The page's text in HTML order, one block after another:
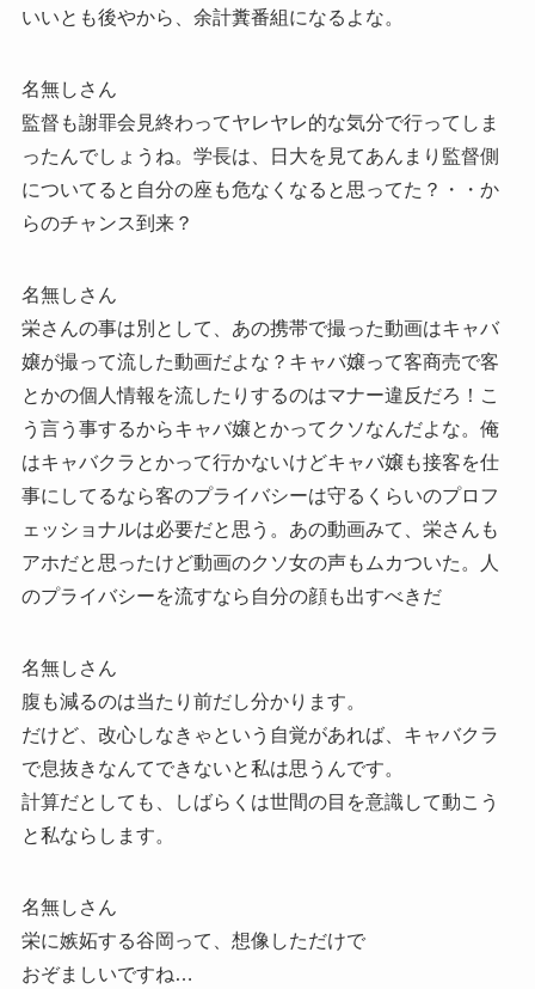
いいとも後やから、余計糞番組になるよな。
名無しさん
監督も謝罪会見終わってヤレヤレ的な気分で行ってしま
ったんでしょうね。学長は、日大を見てあんまり監督側
についてると自分の座も危なくなると思ってた？・・か
らのチャンス到来？
名無しさん
栄さんの事は別として、あの携帯で撮った動画はキャバ
嬢が撮って流した動画だよな？キャバ嬢って客商売で客
とかの個人情報を流したりするのはマナー違反だろ！こ
う言う事するからキャバ嬢とかってクソなんだよな。俺
はキャバクラとかって行かないけどキャバ嬢も接客を仕
事にしてるなら客のプライバシーは守るくらいのプロフ
ェッショナルは必要だと思う。あの動画みて、栄さんも
アホだと思ったけど動画のクソ女の声もムカついた。人
のプライバシーを流すなら自分の顔も出すべきだ
名無しさん
腹も減るのは当たり前だし分かります。
だけど、改心しなきゃという自覚があれば、キャバクラ
で息抜きなんてできないと私は思うんです。
計算だとしても、しばらくは世間の目を意識して動こう
と私ならします。
名無しさん
栄に嫉妬する谷岡って、想像しただけで
おぞましいですね…